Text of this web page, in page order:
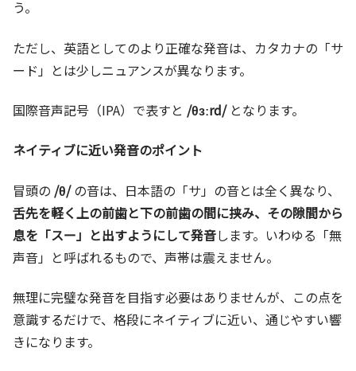
う。
ただし、英語としてのより正確な発音は、カタカナの「サ
ード」とは少しニュアンスが異なります。
国際音声記号（IPA）で表すと /θɜːrd/となります。
ネイティブに近い発音のポイント
冒頭の /θ/の音は、日本語の「サ」の音とは全く異なり、
舌先を軽く上の前歯と下の前歯の間に挟み、その隙間から
息を「スー」と出すようにして発音します。いわゆる「無
声音」と呼ばれるもので、声帯は震えません。
無理に完璧な発音を目指す必要はありませんが、この点を
意識するだけで、格段にネイティブに近い、通じやすい響
きになります。